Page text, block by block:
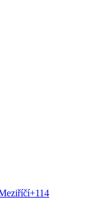
+114